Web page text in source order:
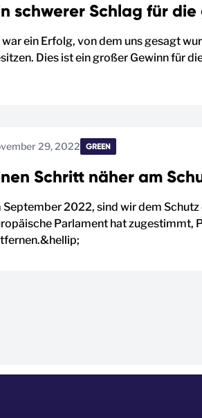
schwerer Schlag für
war ein Erfolg, von dem uns gesagt
Dies ist ein großer Gewinn für
29, 2022 GREEN
Schritt näher am
September 2022, sind wir dem
Parlament hat zugestimmt,